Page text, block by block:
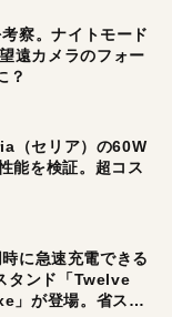
察。ナイトモード
遠カメラのフォー
？
（セリア）の60W
能を検証。超コス
に急速充電できる
タンド「Twelve
が登場。省スペ